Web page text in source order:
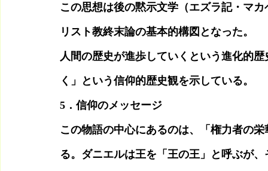
この思想は後の黙示文学（エズラ記・マ
リスト教終末論の基本的構図となった。
人間の歴史が進歩していくという進化的
く」という信仰的歴史観を示している。
5．信仰のメッセージ
この物語の中心にあるのは、「権力者の
る。ダニエルは王を「王の王」と呼ぶが